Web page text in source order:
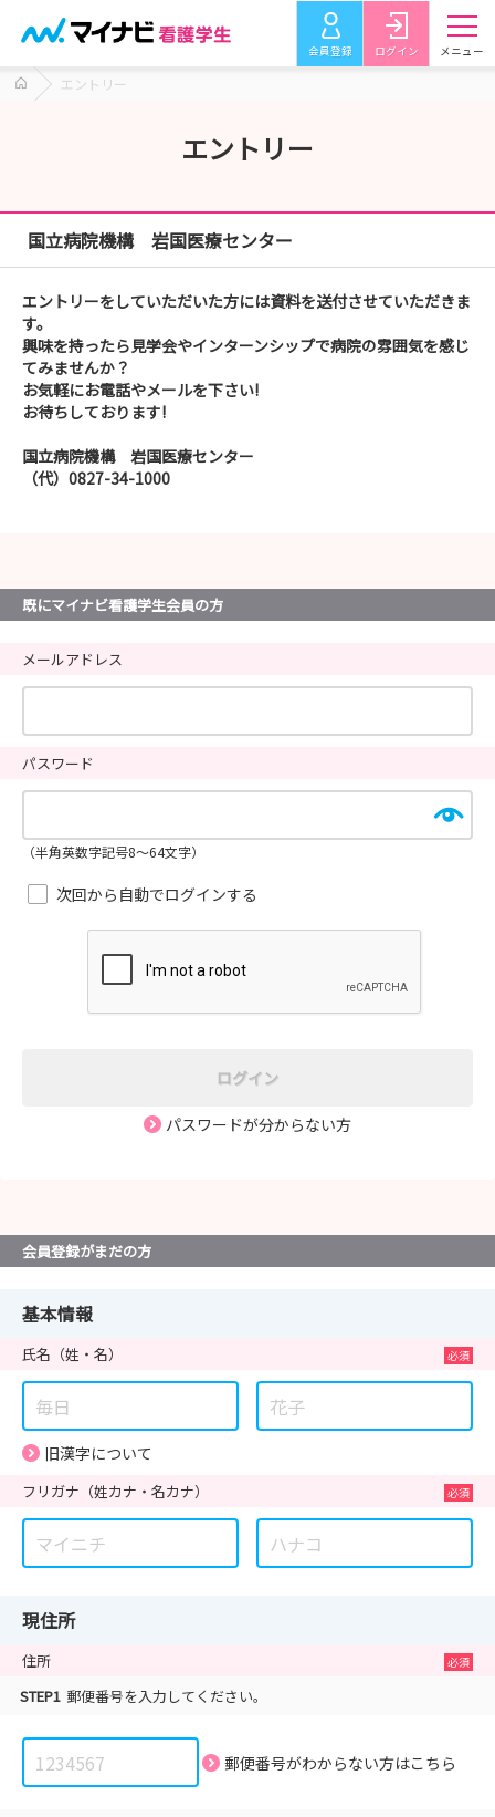
会員登録 ログイン メニュー
エントリー
エントリー
国立病院機構 岩国医療センター
エントリーをしていただいた方には資料を送付させていただきま
す。
興味を持ったら見学会やインターンシップで病院の雰囲気を感じ
てみませんか？
お気軽にお電話やメールを下さい!
お待ちしております!
国立病院機構 岩国医療センター
（代）0827-34-1000
既にマイナビ看護学生会員の方
メールアドレス
パスワード
（半角英数字記号8～64文字）
次回から自動でログインする
ログイン
パスワードが分からない方
会員登録がまだの方
基本情報
氏名 （姓・名）
旧漢字について
フリガナ （姓カナ・名カナ）
現住所
住所
STEP1 郵便番号を入力してください。
郵便番号がわからない方はこちら